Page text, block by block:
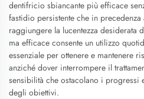
dentifricio sbiancante più efficace
fastidio persistente che in
raggiungere la lucentezza desiderata
ma efficace consente un utilizzo
essenziale per ottenere e mantenere
anziché dover interrompere il
sensibilità che ostacolano i
degli obiettivi.